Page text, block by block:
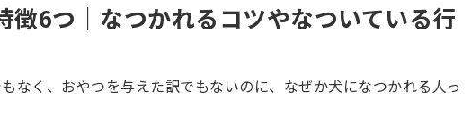
徴6つ｜なつかれるコツやなついている行
なく、おやつを与えた訳でもないのに、なぜか犬になつかれる人っ